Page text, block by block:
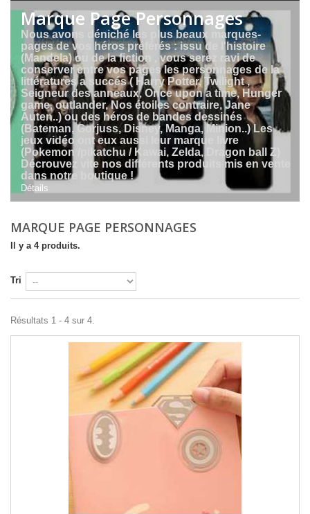
Marque Page Personnages
Nous avons déniché les plus beaux marques-
pages de vos héros préférés : issu de l'histoire
(Mandela) ou de la fiction , vous serez ravi de
conserver entre vos pages les personnages de la
littératures a succés ( Harry Potter, Twilight ,
Seigneur des anneaux, Once upon a time, Hunger
game, outlander, Nos étoiles contraire, Jane
Auten..) ou des héros de bandes dessinés
(Bateman, Gorjuss, Disney, Manga, Minion..) Les
jeux vidéo ont eux aussi leur marque livre
(Pokemon /pikatchu / Kawai, Zelda, Dragon ball Z)
Décrouvez vite nos différents produits mis en vente
dans notre boutique !
Détails
MARQUE PAGE PERSONNAGES
Il y a 4 produits.
Tri
Résultats 1 - 4 sur 4.